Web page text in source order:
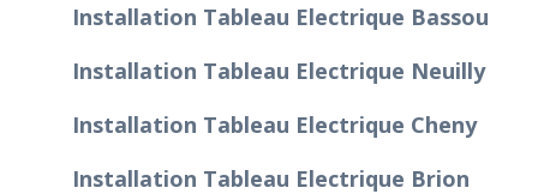
Installation Tableau Electrique Bassou
Installation Tableau Electrique Neuilly
Installation Tableau Electrique Cheny
Installation Tableau Electrique Brion